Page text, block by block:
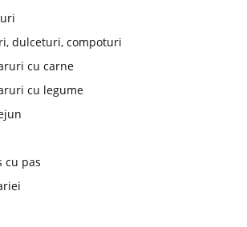
dulceturi, compoturi
cu carne
cu legume
cu pas